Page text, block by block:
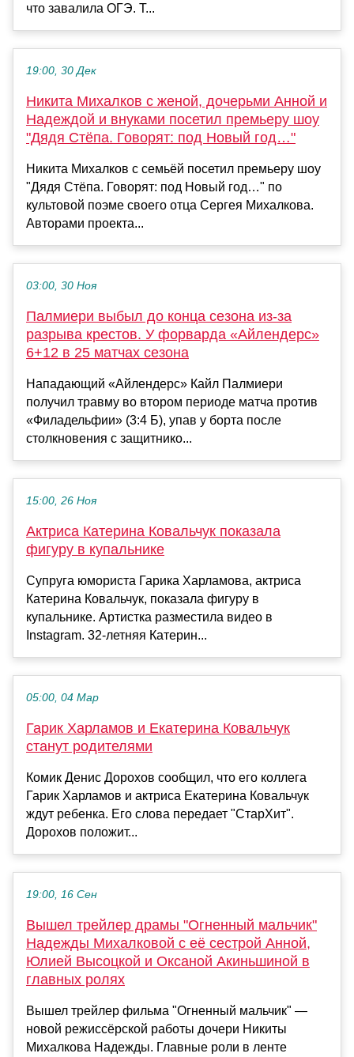
что завалила ОГЭ. Т...
19:00, 30 Дек
Никита Михалков с женой, дочерьми Анной и
Надеждой и внуками посетил премьеру шоу
"Дядя Стёпа. Говорят: под Новый год…"
Никита Михалков с семьёй посетил премьеру шоу
"Дядя Стёпа. Говорят: под Новый год…" по
культовой поэме своего отца Сергея Михалкова.
Авторами проекта...
03:00, 30 Ноя
Палмиери выбыл до конца сезона из-за
разрыва крестов. У форварда «Айлендерс»
6+12 в 25 матчах сезона
Нападающий «Айлендерс» Кайл Палмиери
получил травму во втором периоде матча против
«Филадельфии» (3:4 Б), упав у борта после
столкновения с защитнико...
15:00, 26 Ноя
Актриса Катерина Ковальчук показала
фигуру в купальнике
Супруга юмориста Гарика Харламова, актриса
Катерина Ковальчук, показала фигуру в
купальнике. Артистка разместила видео в
Instagram. 32-летняя Катерин...
05:00, 04 Мар
Гарик Харламов и Екатерина Ковальчук
станут родителями
Комик Денис Дорохов сообщил, что его коллега
Гарик Харламов и актриса Екатерина Ковальчук
ждут ребенка. Его слова передает "СтарХит".
Дорохов положит...
19:00, 16 Сен
Вышел трейлер драмы "Огненный мальчик"
Надежды Михалковой с её сестрой Анной,
Юлией Высоцкой и Оксаной Акиньшиной в
главных ролях
Вышел трейлер фильма "Огненный мальчик" —
новой режиссёрской работы дочери Никиты
Михалкова Надежды. Главные роли в ленте